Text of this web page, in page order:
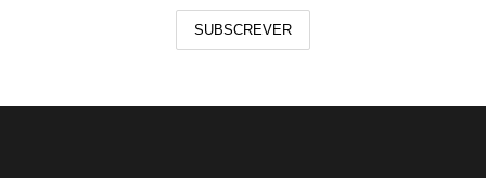
SUBSCREVER